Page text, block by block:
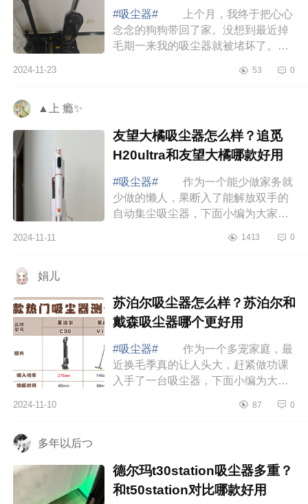
#吸尘器#
上个月，我终于把心心
念念的狗狗带回了家。没想到最近掉
毛期一来我的吸尘器就被堵坏了。正
的洗地机试试。经过一番挑选最终选
2024-11-23 53 0
▲上 瘾✨
友望大橘吸尘器怎么样？追觅
H20ultra和友望大橘哪款好用
#吸尘器#
作为一个能少做家务就
少做的懒人，果断入了能解放双手的
自动集尘吸尘器，下面小编为大家介
H20ultra和友望大橘哪款好用 友
2024-11-11 1413 0
娟儿
苏泊尔吸尘器怎么样？苏泊尔和
戴森吸尘器哪个更好用
#吸尘器#
作为一个多宠家庭，最
近换毛季真的让人头大，赶紧做功课
入手了一台吸尘器，下面小编为大家
和戴森吸尘器哪个更好用 苏泊尔
2024-11-10 87 0
多年以后つ
德尔玛t30station吸尘器多重？
和t50station对比哪款好用